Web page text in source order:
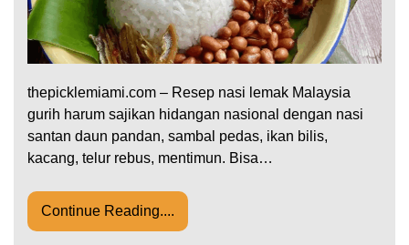
thepicklemiami.com – Resep nasi lemak Malaysia
gurih harum sajikan hidangan nasional dengan nasi
santan daun pandan, sambal pedas, ikan bilis,
kacang, telur rebus, mentimun. Bisa…
Continue Reading....